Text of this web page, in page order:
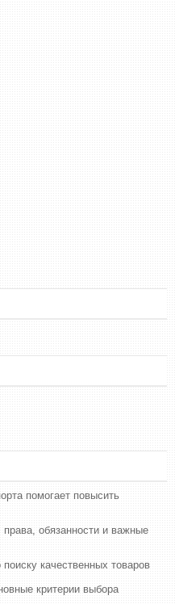
помогает повысить
обязанности и важные
качественных товаров
критерии выбора